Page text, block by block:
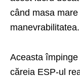
când masa
manevrabilitatea.
Aceasta
căreia ESP-ul